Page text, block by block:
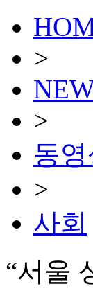
>
>
동
>
사회
“서울